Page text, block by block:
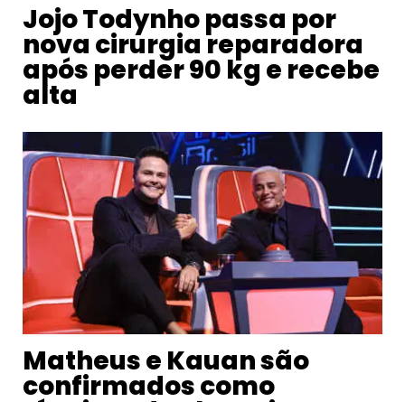
Jojo Todynho passa por
nova cirurgia reparadora
após perder 90 kg e recebe
alta
Matheus e Kauan são
confirmados como